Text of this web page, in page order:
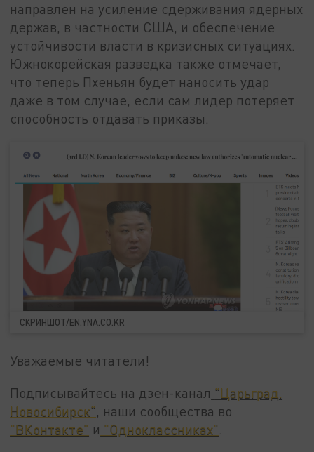
направлен на усиление сдерживания ядерных
держав, в частности США, и обеспечение
устойчивости власти в кризисных ситуациях.
Южнокорейская разведка также отмечает,
что теперь Пхеньян будет наносить удар
даже в том случае, если сам лидер потеряет
способность отдавать приказы.
СКРИНШОТ/EN.YNA.CO.KR
Уважаемые читатели!
Подписывайтесь на дзен-канал "Царьград.
Новосибирск", наши сообщества во
"ВКонтакте" и "Одноклассниках"